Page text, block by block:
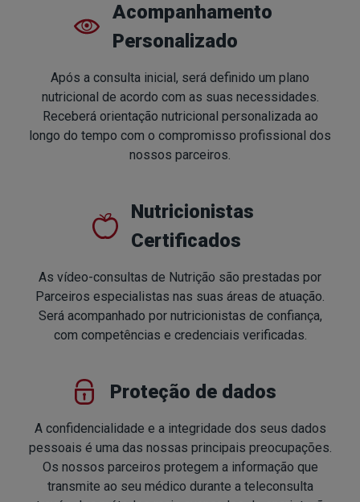
Acompanhamento
Personalizado
Após a consulta inicial, será definido um plano
nutricional de acordo com as suas necessidades.
Receberá orientação nutricional personalizada ao
longo do tempo com o compromisso profissional dos
nossos parceiros.
Nutricionistas
Certificados
As vídeo-consultas de Nutrição são prestadas por
Parceiros especialistas nas suas áreas de atuação.
Será acompanhado por nutricionistas de confiança,
com competências e credenciais verificadas.
Proteção de dados
A confidencialidade e a integridade dos seus dados
pessoais é uma das nossas principais preocupações.
Os nossos parceiros protegem a informação que
transmite ao seu médico durante a teleconsulta